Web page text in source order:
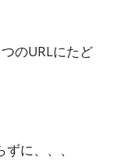
のURLにたど
に、、、